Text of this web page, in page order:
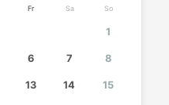
Fr Sa So
1
6 7 8
13 14 15